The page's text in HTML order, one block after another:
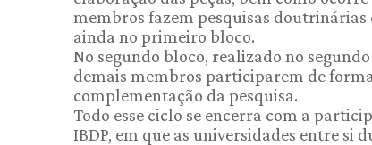
membros fazem pesquisas doutrinárias
ainda no primeiro bloco.
No segundo bloco, realizado no
demais membros participarem de
complementação da pesquisa.
Todo esse ciclo se encerra com a
IBDP, em que as universidades entre si